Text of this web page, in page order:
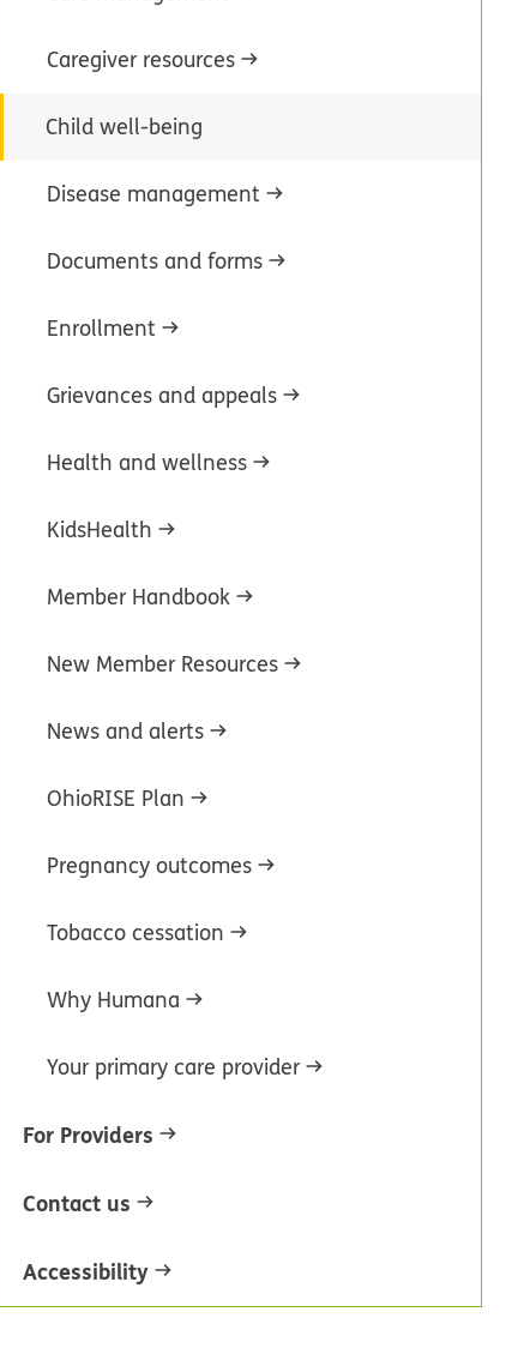
Caregiver resources
Child well-being
Disease management
Documents and forms
Enrollment
Grievances and appeals
Health and wellness
KidsHealth
Member Handbook
New Member Resources
News and alerts
OhioRISE Plan
Pregnancy outcomes
Tobacco cessation
Why Humana
Your primary care provider
For Providers
Contact us
Accessibility